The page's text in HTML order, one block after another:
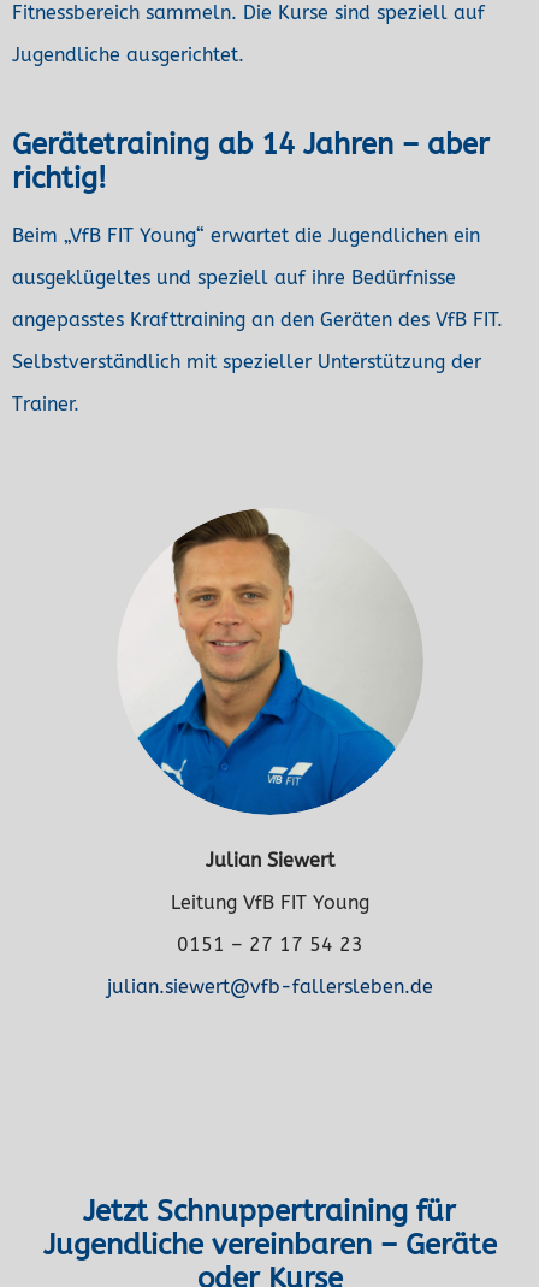
Fitnessbereich sammeln. Die Kurse sind speziell auf
Jugendliche ausgerichtet.
Gerätetraining ab 14 Jahren – aber
richtig!
Beim „VfB FIT Young“ erwartet die Jugendlichen ein
ausgeklügeltes und speziell auf ihre Bedürfnisse
angepasstes Krafttraining an den Geräten des VfB FIT.
Selbstverständlich mit spezieller Unterstützung der
Trainer.
Julian Siewert
Leitung VfB FIT Young
0151 – 27 17 54 23
julian.siewert@vfb-fallersleben.de
Jetzt Schnuppertraining für
Jugendliche vereinbaren – Geräte
oder Kurse